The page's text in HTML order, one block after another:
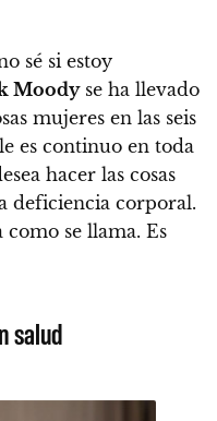
sé si estoy
Moodyse ha llevado
mujeres en las seis
es continuo en toda
hacer las cosas
deficiencia corporal.
se llama. Es
salud